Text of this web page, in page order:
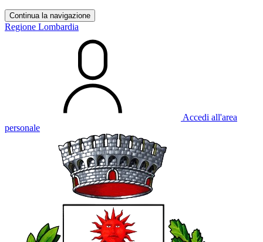
Continua la navigazione
Regione Lombardia
Accedi all'area
personale